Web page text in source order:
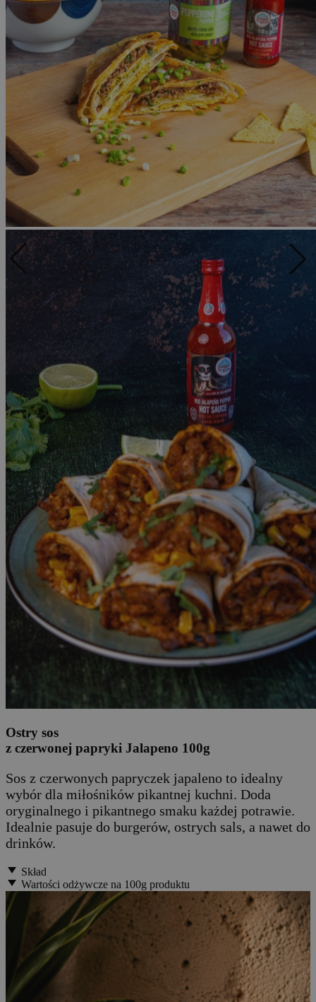
Ostry sos
z czerwonej papryki Jalapeno 100g
Sos z czerwonych papryczek japaleno to idealny
wybór dla miłośników pikantnej kuchni. Doda
oryginalnego i pikantnego smaku każdej potrawie.
Idealnie pasuje do burgerów, ostrych sals, a nawet do
drinków.
Skład
Wartości odżywcze na 100g produktu